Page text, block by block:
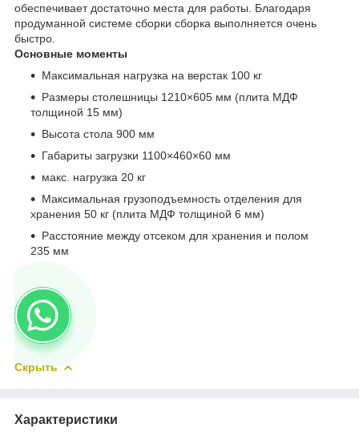
обеспечивает достаточно места для работы. Благодаря
продуманной системе сборки сборка выполняется очень
быстро.
Основные моменты
Максимальная нагрузка на верстак 100 кг
Размеры столешницы 1210×605 мм (плита МДФ
толщиной 15 мм)
Высота стола 900 мм
Габариты загрузки 1100×460×60 мм
макс. нагрузка 20 кг
Максимальная грузоподъемность отделения для
хранения 50 кг (плита МДФ толщиной 6 мм)
Расстояние между отсеком для хранения и полом
235 мм
Скрыть
Характеристики